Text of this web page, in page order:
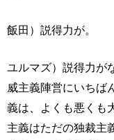
飯田）説得力が。
ユルマズ）説得力が
威主義陣営にいちば
義は、よくも悪くも
主義はただの独裁主